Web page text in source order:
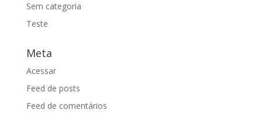
Sem categoria
Teste
Meta
Acessar
Feed de posts
Feed de comentários